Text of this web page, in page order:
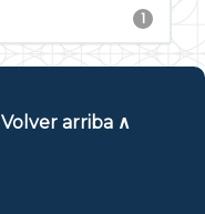
1
Volver arriba ∧